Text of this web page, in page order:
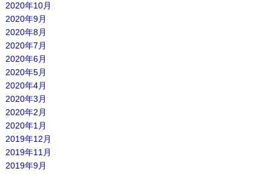
2020年10月
2020年9月
2020年8月
2020年7月
2020年6月
2020年5月
2020年4月
2020年3月
2020年2月
2020年1月
2019年12月
2019年11月
2019年9月